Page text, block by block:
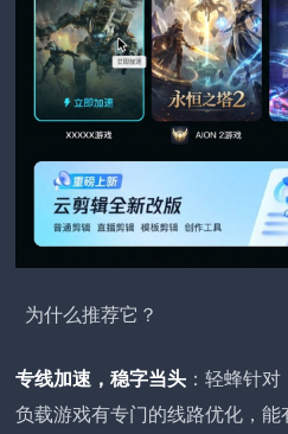
为什么推荐它？
专线加速，稳字当头 ：轻蜂针
负载游戏有专门的线路优化，能